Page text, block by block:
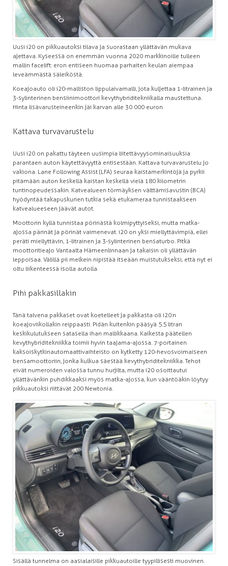
Uusi i20 on pikkuautoksi tilava ja suorastaan yllättävän mukava
ajettava. Kyseessä on enemmän vuonna 2020 markkinoille tulleen
mallin facelift: eron entiseen huomaa parhaiten keulan aiempaa
leveämmästä säleiköstä.
Koeajoauto oli i20-malliston lippulaivamalli, jota kuljettaa 1-litrainen ja
3-sylinterinen bensiinimoottori kevythybriditekniikalla maustettuna.
Hinta lisävarusteineenkin jäi karvan alle 30 000 euron.
Kattava turvavarustelu
Uusi i20 on pakattu täyteen uusimpia liitettävyysominaisuuksia
parantaen auton käytettävyyttä entisestään. Kattava turvavarustelu jo
vakiona. Lane Following Assist (LFA) seuraa kaistamerkintöjä ja pyrkii
pitämään auton keskellä kaistan keskellä vielä 180 kilometrin
tuntinopeudessakin. Katvealueen törmäyksen välttämisavustin (BCA)
hyödyntää takapuskurien tutkia sekä etukameraa tunnistaakseen
katvealueeseen jäävät autot.
Moottorin kyllä tunnistaa pörinästä kolmipyttyiseksi, mutta matka-
ajossa pärinät ja pörinät vaimenevat. i20 on yksi miellyttävimpiä, ellei
peräti miellyttävin, 1-litrainen ja 3-sylinterinen bensaturbo. Pitkä
moottoritieajo Vantaalta Hämeenlinnaan ja takaisin oli yllättävän
leppoisaa. Välillä pii melkein nipistää itseään muistutukseksi, että nyt ei
oltu liikenteessä isolla autolla.
Pihi pakkasillakin
Tänä talvena pakkaset ovat koetelleet ja pakkasta oli i20:n
koeajoviikollakin reippaasti. Pidän kuitenkin pääsyä 5.5 litran
keskikulutukseen satasella ihan mallikkaana. Kaikesta päätellen
kevythybriditekniikka toimii hyvin taajama-ajossa. 7-portainen
kaksoiskytkinautomaattivaihteisto on kytketty 120-hevosvoimaiseen
bensamoottoriin, jonka kulkua säestää kevythybriditekniikka. Tehot
eivät numeroiden valossa tunnu hurjilta, mutta i20 osoittautui
yllättävänkin puhdikkaaksi myös matka-ajossa, kun vääntöäkin löytyy
pikkuautoksi riittävät 200 Newtonia.
Sisällä tunnelma on aasialaisille pikkuautoille tyypillisesti muovinen.